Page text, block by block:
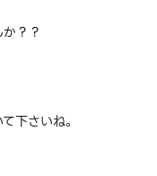
？？
下さいね。